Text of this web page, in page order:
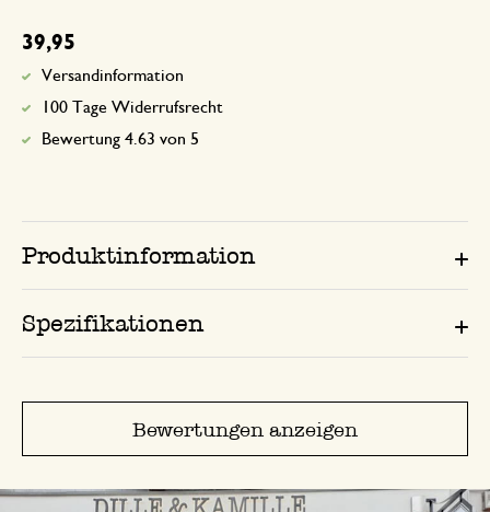
39,95
Versandinformation
100 Tage Widerrufsrecht
Bewertung 4.63 von 5
Produktinformation
Spezifikationen
Bewertungen anzeigen